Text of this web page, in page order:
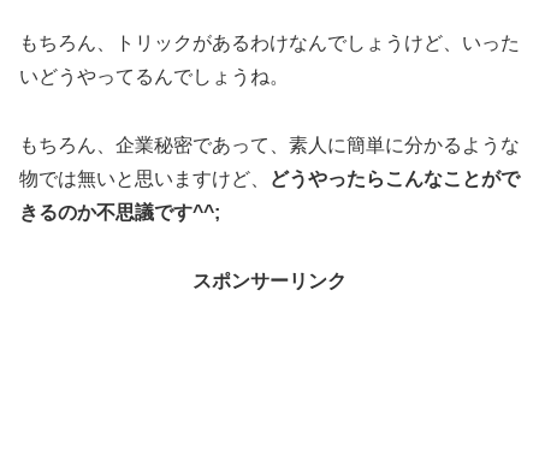
もちろん、トリックがあるわけなんでしょうけど、いった
いどうやってるんでしょうね。
もちろん、企業秘密であって、素人に簡単に分かるような
物では無いと思いますけど、
どうやったらこんなことがで
きるのか不思議です^^;
スポンサーリンク